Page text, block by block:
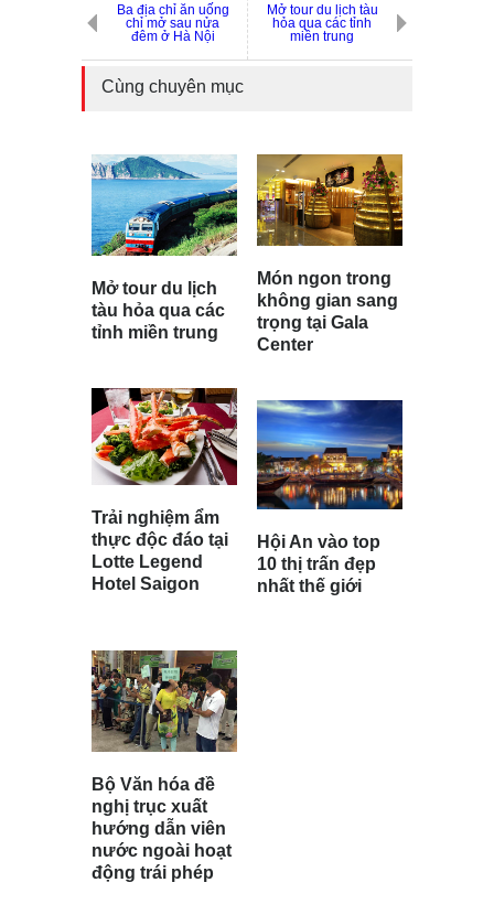
Ba địa chỉ ăn uống
chỉ mở sau nửa
đêm ở Hà Nội
Mở tour du lịch tàu
hỏa qua các tỉnh
miền trung
Cùng chuyên mục
Mở tour du lịch
tàu hỏa qua các
tỉnh miền trung
Trải nghiệm ẩm
thực độc đáo tại
Lotte Legend
Hotel Saigon
Món ngon trong
không gian sang
trọng tại Gala
Center
Hội An vào top
10 thị trấn đẹp
nhất thế giới
Bộ Văn hóa đề
nghị trục xuất
hướng dẫn viên
nước ngoài hoạt
động trái phép